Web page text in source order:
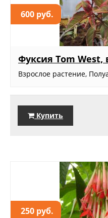
600 руб.
Фуксия Tom West,
Взрослое растение,
Купить
250 руб.